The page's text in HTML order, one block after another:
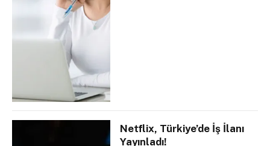
Netflix, Türkiye’de İş İlanı
Yayınladı!